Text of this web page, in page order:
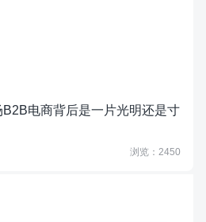
电商背后是一片光明还是寸
浏览：2450